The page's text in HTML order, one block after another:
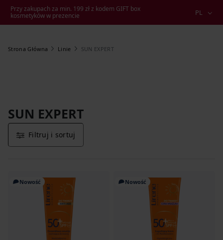
Przy zakupach za min. 199 zł z kodem GIFT box
kosmetyków w prezencie
PL
Strona Główna Linie SUN EXPERT
SUN EXPERT
Filtruj i sortuj
Nowość Nowość